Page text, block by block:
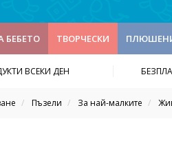
БЕБЕТО ТВОРЧЕСКИ
ВСЕКИ ДЕН
Пъзели За най-малките